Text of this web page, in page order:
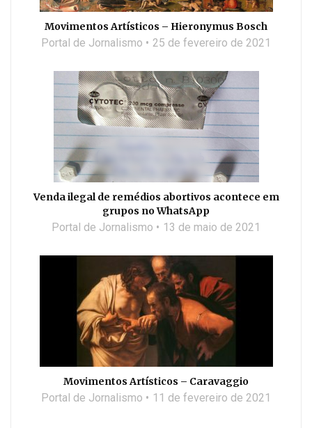
Movimentos Artísticos – Hieronymus Bosch
Portal de Jornalismo 25 de fevereiro de 2021
Venda ilegal de remédios abortivos acontece em
grupos no WhatsApp
Portal de Jornalismo 13 de maio de 2021
Movimentos Artísticos – Caravaggio
Portal de Jornalismo 11 de fevereiro de 2021